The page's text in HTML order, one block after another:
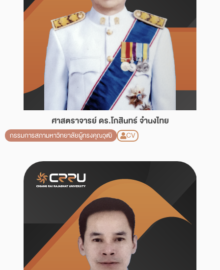
ศาสตราจารย์ ดร.โกสินทร์ จำนงไทย
กรรมการสภามหาวิทยาลัยผู้ทรงคุณวุฒิ CV